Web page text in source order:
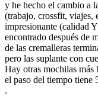
y he hecho el cambio a
(trabajo, crossfit, viajes,
impresionante (calidad
encontrado después de
de las cremalleras
pero las suplante con
Hay otras mochilas más
el paso del tiempo tiene
.